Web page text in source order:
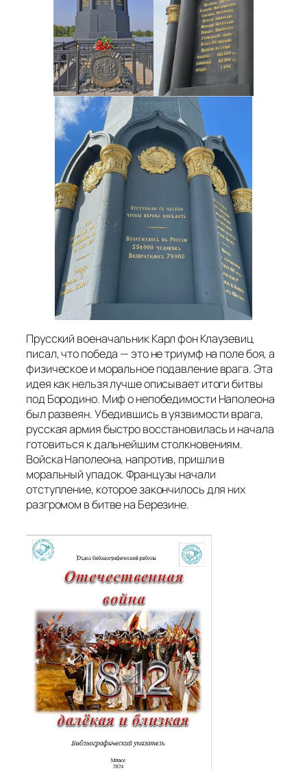
Прусский военачальник Карл фон Клаузевиц
писал, что победа — это не триумф на поле боя, а
физическое и моральное подавление врага. Эта
идея как нельзя лучше описывает итоги битвы
под Бородино. Миф о непобедимости Наполеона
был развеян. Убедившись в уязвимости врага,
русская армия быстро восстановилась и начала
готовиться к дальнейшим столкновениям.
Войска Наполеона, напротив, пришли в
моральный упадок. Французы начали
отступление, которое закончилось для них
разгромом в битве на Березине.